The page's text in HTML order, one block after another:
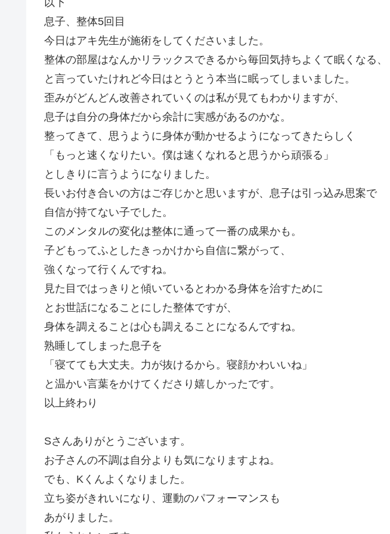
息子、整体5回目
今日はアキ先生が施術をしてくださいました。
整体の部屋はなんかリラックスできるから毎回気持ちよくて眠くなる、
と言っていたけれど今日はとうとう本当に眠ってしまいました。
歪みがどんどん改善されていくのは私が見てもわかりますが、
息子は自分の身体だから余計に実感があるのかな。
整ってきて、思うように身体が動かせるようになってきたらしく
「もっと速くなりたい。僕は速くなれると思うから頑張る」
としきりに言うようになりました。
長いお付き合いの方はご存じかと思いますが、息子は引っ込み思案で
自信が持てない子でした。
このメンタルの変化は整体に通って一番の成果かも。
子どもってふとしたきっかけから自信に繋がって、
強くなって行くんですね。
見た目ではっきりと傾いているとわかる身体を治すために
とお世話になることにした整体ですが、
身体を調えることは心も調えることになるんですね。
熟睡してしまった息子を
「寝てても大丈夫。力が抜けるから。寝顔かわいいね」
と温かい言葉をかけてくださり嬉しかったです。
以上終わり
Sさんありがとうございます。
お子さんの不調は自分よりも気になりますよね。
でも、Kくんよくなりました。
立ち姿がきれいになり、運動のパフォーマンスも
あがりました。